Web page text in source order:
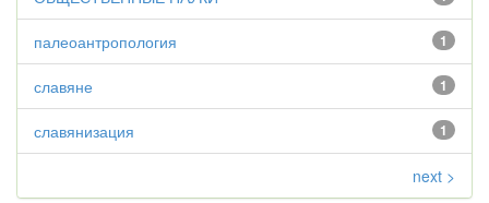
1
палеоантропология
1
славяне
1
славянизация
next >